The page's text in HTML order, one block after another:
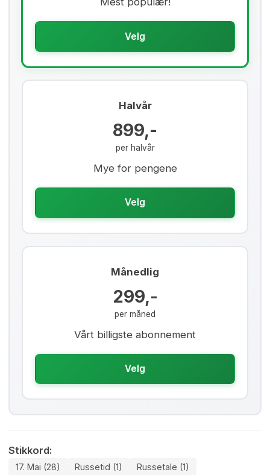
Velg
Halvår
899,-
per halvår
Mye for pengene
Velg
Månedlig
299,-
per måned
Vårt billigste abonnement
Velg
Stikkord:
17. Mai (28) Russetid (1)
Russetale (1)